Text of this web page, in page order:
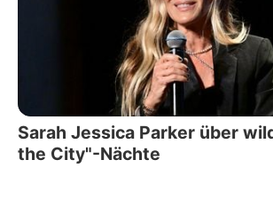
Sarah Jessica Parker über
the City"-Nächte